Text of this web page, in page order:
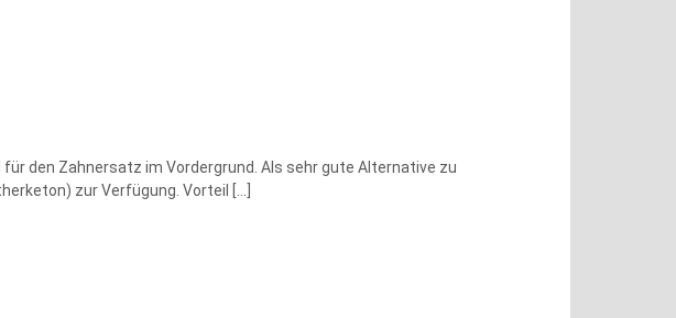
den Zahnersatz im Vordergrund. Als sehr gute Alternative zu
zur Verfügung. Vorteil